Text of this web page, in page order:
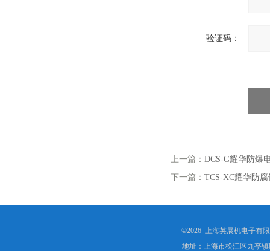
验证码：
上一篇： DCS-G耀华防爆
下一篇： TCS-XC耀华防
©2026 上海英展机电子有
地址：上海市松江区九亭镇